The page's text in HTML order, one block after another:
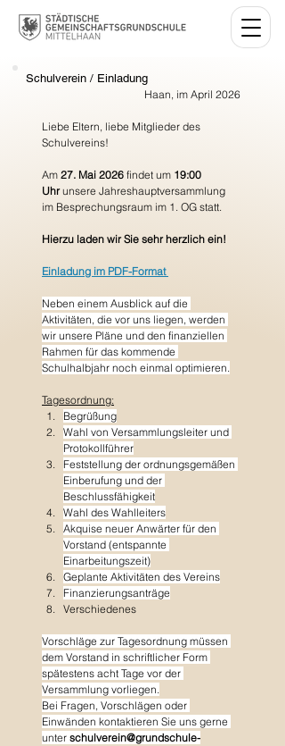
Schulverein / Einladung
Haan, im April 2026
Liebe Eltern, liebe Mitglieder des
Schulvereins!
Am 27. Mai 2026 findet um 19:00
Uhr unsere Jahreshauptversammlung
im Besprechungsraum im 1. OG statt.
Hierzu laden wir Sie sehr herzlich ein!
Einladung im PDF-Format
Neben einem Ausblick auf die
Aktivitäten, die vor uns liegen, werden
wir unsere Pläne und den finanziellen
Rahmen für das kommende
Schulhalbjahr noch einmal optimieren.
Tagesordnung:
Begrüßung
Wahl von Versammlungsleiter und
Protokollführer
Feststellung der ordnungsgemäßen
Einberufung und der
Beschlussfähigkeit
Wahl des Wahlleiters
Akquise neuer Anwärter für den
Vorstand (entspannte
Einarbeitungszeit)
Geplante Aktivitäten des Vereins
Finanzierungsanträge
Verschiedenes
Vorschläge zur Tagesordnung müssen
dem Vorstand in schriftlicher Form
spätestens acht Tage vor der
Versammlung vorliegen.
Bei Fragen, Vorschlägen oder
Einwänden kontaktieren Sie uns gerne
unter schulverein@grundschule-